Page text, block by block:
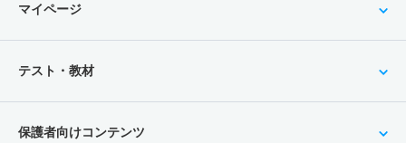
マイページ
テスト・教材
保護者向けコンテンツ